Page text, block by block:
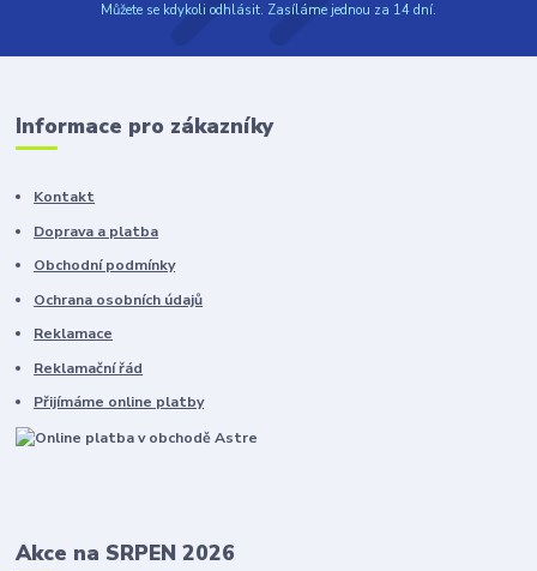
Můžete se kdykoli odhlásit. Zasíláme jednou za 14 dní.
Informace pro zákazníky
Kontakt
Doprava a platba
Obchodní podmínky
Ochrana osobních údajů
Reklamace
Reklamační řád
Přijímáme online platby
Akce na SRPEN 2026